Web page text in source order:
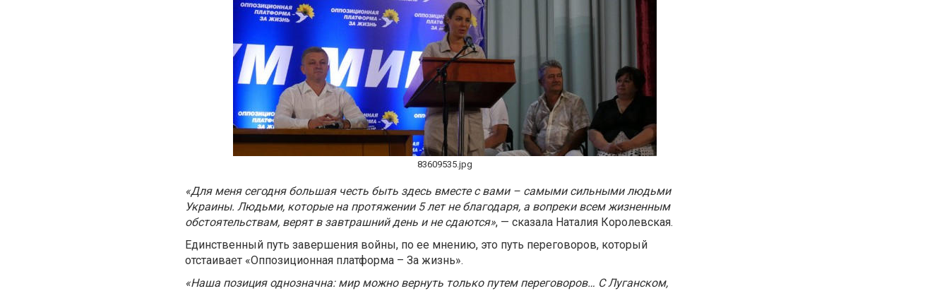
83609535.jpg
«Для меня сегодня большая честь быть здесь вместе с вами – самыми сильными людьми
Украины. Людьми, которые на протяжении 5 лет не благодаря, а вопреки всем жизненным
обстоятельствам, верят в завтрашний день и не сдаются», — сказала Наталия Королевская.
Единственный путь завершения войны, по ее мнению, это путь переговоров, который
отстаивает «Оппозиционная платформа – За жизнь».
«Наша позиция однозначна: мир можно вернуть только путем переговоров… С Луганском,